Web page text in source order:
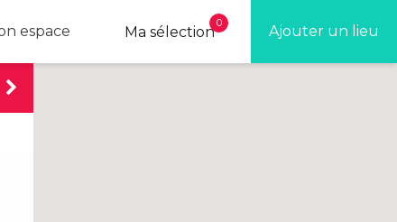
Ajouter un lieu
Ma sélection
0
espace